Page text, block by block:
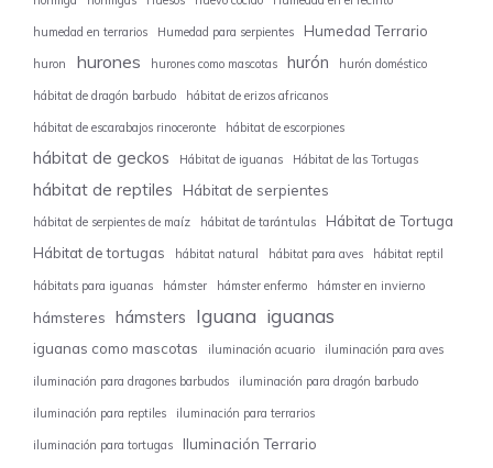
humedad en terrarios Humedad para serpientes Humedad Terrario
huron hurones hurones como mascotas hurón hurón doméstico
hábitat de dragón barbudo hábitat de erizos africanos
hábitat de escarabajos rinoceronte hábitat de escorpiones
hábitat de geckos Hábitat de iguanas Hábitat de las Tortugas
hábitat de reptiles Hábitat de serpientes
hábitat de serpientes de maíz hábitat de tarántulas
Hábitat de Tortuga
Hábitat de tortugas
hábitat natural hábitat para aves hábitat reptil
hábitats para iguanas hámster hámster enfermo hámster en invierno
hámsteres hámsters Iguana iguanas
iguanas como mascotas iluminación acuario iluminación para aves
iluminación para dragones barbudos iluminación para dragón barbudo
iluminación para reptiles iluminación para terrarios
iluminación para tortugas Iluminación Terrario